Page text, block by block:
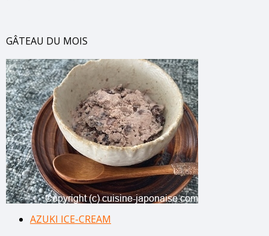
GÂTEAU DU MOIS
AZUKI ICE-CREAM